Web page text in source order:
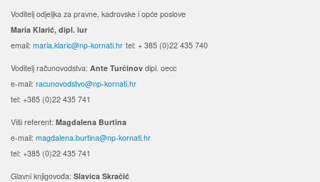
Voditelj odjeljka za pravne, kadrovske i opće poslove
Maria Klarić, dipl. iur
email: maria.klaric@np-kornati.hr tel: + 385 (0)22 435 740
Voditelj računovodstva: Ante Turčinov dipl. oecc
e-mail: racunovodstvo@np-kornati.hr
tel: +385 (0)22 435 741
Viši referent: Magdalena Burtina
e-mail: magdalena.burtina@np-kornati.hr
tel: +385 (0)22 435 741
Glavni knjigovođa: Slavica Skračić